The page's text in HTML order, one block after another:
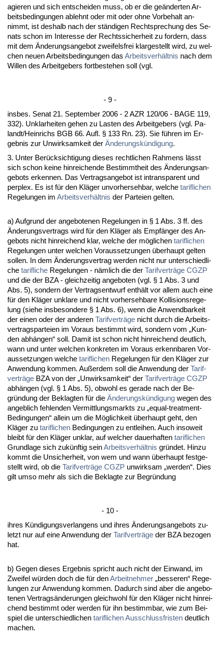
agie­ren und sich ent­schei­den muss, ob er die geänder­ten Ar­
beits­be­din­gun­gen ab­lehnt oder mit oder oh­ne Vor­be­halt an­
nimmt, ist des­halb nach der ständi­gen Recht­spre­chung des Se­
nats schon im In­ter­es­se der Rechts­si­cher­heit zu for­dern, dass
mit dem Ände­rungs­an­ge­bot zwei­fels­frei klar­ge­stellt wird, zu wel­
chen neu­en Ar­beits­be­din­gun­gen das Ar­beits­verhält­nis nach dem
Wil­len des Ar­beit­ge­bers fort­be­ste­hen soll (vgl.
- 9 -
ins­bes. Se­nat 21. Sep­tem­ber 2006 - 2 AZR 120/06 - BA­GE 119,
332). Un­klar­hei­ten ge­hen zu Las­ten des Ar­beit­ge­bers (vgl. Pa­
landt/Hein­richs BGB 66. Aufl. § 133 Rn. 23). Sie führen im Er­
geb­nis zur Un­wirk­sam­keit der Ände­rungskündi­gung.
3. Un­ter Berück­sich­ti­gung die­ses recht­li­chen Rah­mens lässt
sich schon kei­ne hin­rei­chen­de Be­stimmt­heit des Ände­rungs­an­
ge­bots er­ken­nen. Das Ver­trags­an­ge­bot ist in­trans­pa­rent und
per­plex. Es ist für den Kläger un­vor­her­seh­bar, wel­che ta­rif­li­chen
Re­ge­lun­gen im Ar­beits­verhält­nis der Par­tei­en gel­ten.
a) Auf­grund der an­ge­bo­te­nen Re­ge­lun­gen in § 1 Abs. 3 ff. des
Ände­rungs­ver­trags wird für den Kläger als Empfänger des An­
ge­bots nicht hin­rei­chend klar, wel­che der mögli­chen ta­rif­li­chen
Re­ge­lun­gen un­ter wel­chen Vor­aus­set­zun­gen über­haupt gel­ten
sol­len. In dem Ände­rungs­ver­trag wer­den nicht nur un­ter­schied­li­
che ta­rif­li­che Re­ge­lun­gen - nämlich die der Ta­rif­verträge CG­ZP
und die der BZA - gleich­zei­tig an­ge­bo­ten (vgl. § 1 Abs. 3 und
Abs. 5), son­dern der Ver­trags­ent­wurf enthält vor al­lem auch ei­ne
für den Kläger un­kla­re und nicht vor­her­seh­ba­re Kol­li­si­ons­re­ge­
lung (sie­he ins­be­son­de­re § 1 Abs. 6), wenn die An­wend­bar­keit
der ei­nen oder der an­de­ren Ta­rif­verträge nicht durch die Ar­beits­
ver­trags­par­tei­en im Vor­aus be­stimmt wird, son­dern vom „Kun­
den abhängen“ soll. Da­mit ist schon nicht hin­rei­chend deut­lich,
wann und un­ter wel­chen kon­kre­ten im Vor­aus er­kenn­ba­ren Vor­
aus­set­zun­gen wel­che ta­rif­li­chen Re­ge­lun­gen für den Kläger zur
An­wen­dung kom­men. Außer­dem soll die An­wen­dung der Ta­rif­
verträge BZA von der „Un­wirk­sam­keit“ der Ta­rif­verträge CG­ZP
abhängen (vgl. § 1 Abs. 5), ob­wohl es ge­ra­de nach der Be­
gründung der Be­klag­ten für die Ände­rungskündi­gung we­gen des
an­geb­lich feh­len­den Ver­mitt­lungs­markts zu „equal-tre­at­ment-
Be­din­gun­gen“ al­lein um die Möglich­keit über­haupt geht, den
Kläger zu ta­rif­li­chen Be­din­gun­gen zu ent­lei­hen. Auch in­so­weit
bleibt für den Kläger un­klar, auf wel­cher dau­er­haf­ten ta­rif­li­chen
Grund­la­ge sich zukünf­tig seinAr­beits­verhält­nis gründet. Hin­zu
kommt die Un­si­cher­heit, von wem und wann über­haupt fest­ge­
stellt wird, ob die Ta­rif­verträge CG­ZP un­wirk­sam „wer­den“. Dies
gilt um­so mehr als sich die Be­klag­te zur Be­gründung
- 10 -
ih­res Kündi­gungs­ver­lan­gens und ih­res Ände­rungs­an­ge­bots zu­
letzt nur auf ei­ne An­wen­dung der Ta­rif­verträge der BZA be­zo­gen
hat.
b) Ge­gen die­ses Er­geb­nis spricht auch nicht der Ein­wand, im
Zwei­fel würden doch die für denAr­beit­neh­mer „bes­se­ren“ Re­ge­
lun­gen zur An­wen­dung kom­men. Da­durch sind aber die an­ge­bo­
te­nen Ver­tragsände­run­gen gleich­wohl für den Kläger nicht hin­rei­
chend be­stimmt oder wer­den für ihn be­stimm­bar, wie zum Bei­
spiel die un­ter­schied­li­chen ta­rif­li­chenAus­schluss­fris­ten deut­lich
ma­chen.